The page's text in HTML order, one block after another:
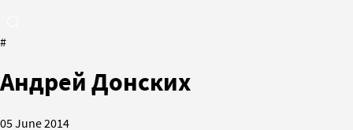
#
Андрей Донских
05 June 2014